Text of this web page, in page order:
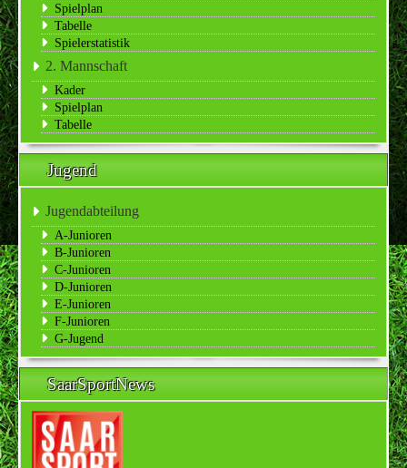
Spielplan
Tabelle
Spielerstatistik
2. Mannschaft
Kader
Spielplan
Tabelle
Jugend
Jugendabteilung
A-Junioren
B-Junioren
C-Junioren
D-Junioren
E-Junioren
F-Junioren
G-Jugend
SaarSportNews